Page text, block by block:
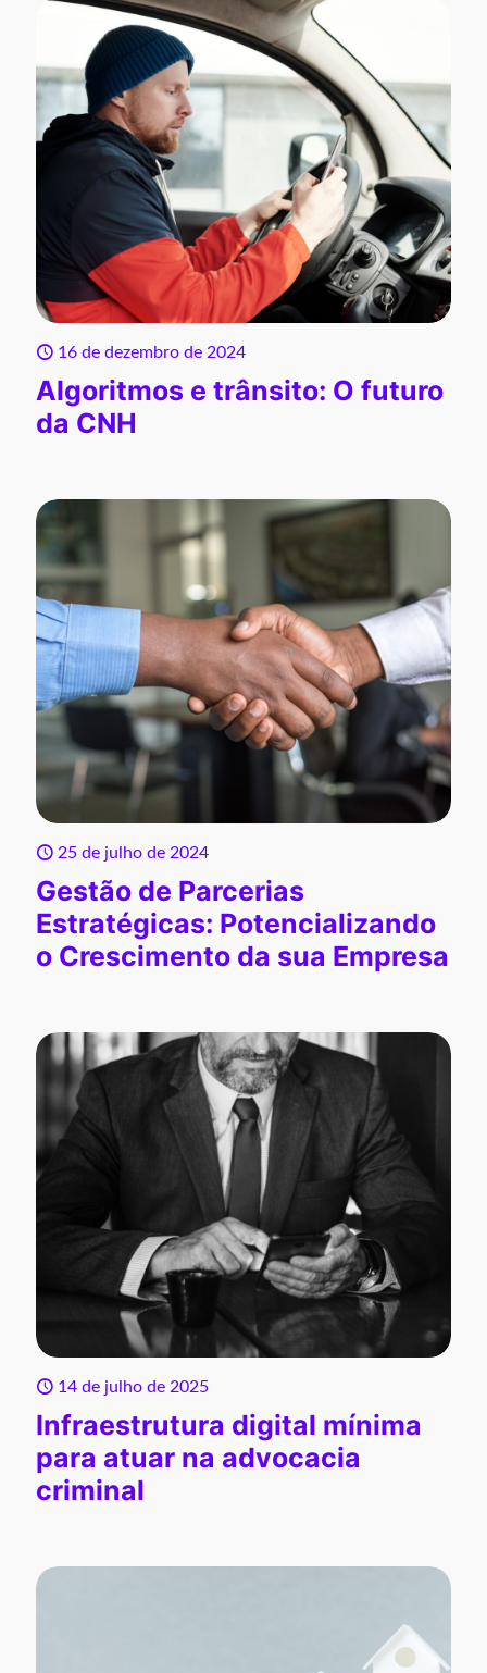
16 de dezembro de 2024
Algoritmos e trânsito: O futuro
da CNH
25 de julho de 2024
Gestão de Parcerias
Estratégicas: Potencializando
o Crescimento da sua Empresa
14 de julho de 2025
Infraestrutura digital mínima
para atuar na advocacia
criminal